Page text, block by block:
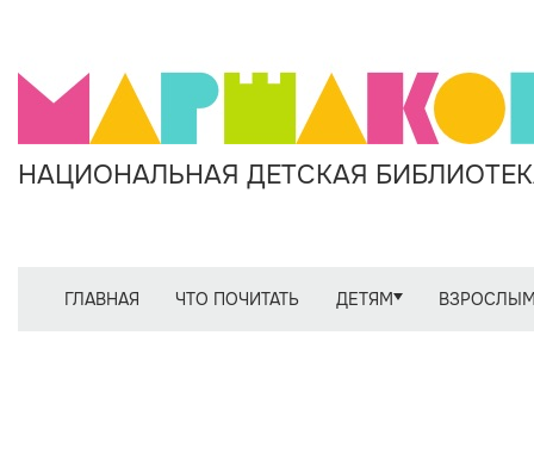
НАЦИОНАЛЬНАЯ ДЕТСКАЯ
ГЛАВНАЯ ЧТО ПОЧИТАТЬ ДЕТЯМ